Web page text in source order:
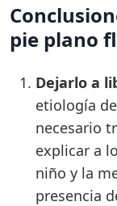
pie plano
Dejarlo a
etiología
necesario
explicar a
niño y la
presencia